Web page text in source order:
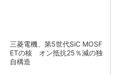
三菱電機、第5世代SiC MOSF
ETの核 オン抵抗25％減の独
自構造